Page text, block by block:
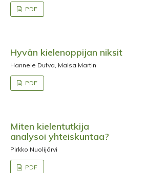
PDF
Hyvän kielenoppijan niksit
Hannele Dufva, Maisa Martin
PDF
Miten kielentutkija
analysoi yhteiskuntaa?
Pirkko Nuolijärvi
PDF